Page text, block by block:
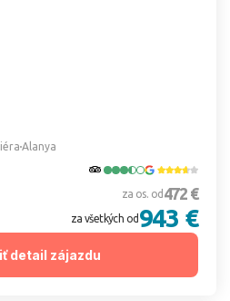
Alanya
za os. od 472 €
za všetkých od 943 €
detail zájazdu